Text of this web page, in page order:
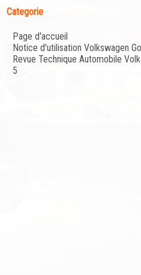
Categorie
Page d'accueil
Notice d'utilisation Volkswagen
Revue Technique Automobile
5